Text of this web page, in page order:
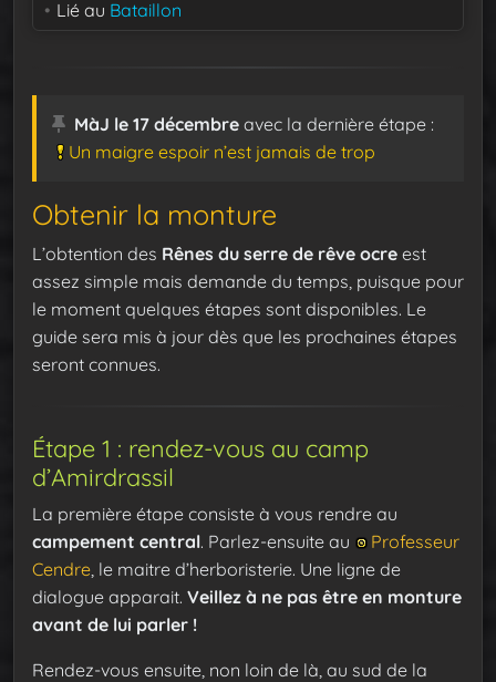
Lié au Bataillon
MàJ le 17 décembre avec la dernière étape :
Un maigre espoir n’est jamais de trop
Obtenir la monture
L’obtention des Rênes du serre de rêve ocre est
assez simple mais demande du temps, puisque pour
le moment quelques étapes sont disponibles. Le
guide sera mis à jour dès que les prochaines étapes
seront connues.
Étape 1 : rendez-vous au camp
d’Amirdrassil
La première étape consiste à vous rendre au
campement central. Parlez-ensuite au
Professeur
Cendre , le maitre d’herboristerie. Une ligne de
dialogue apparait. Veillez à ne pas être en monture
avant de lui parler !
Rendez-vous ensuite, non loin de là, au sud de la